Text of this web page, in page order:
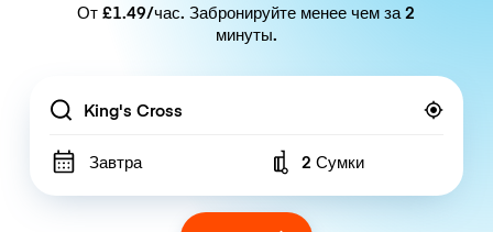
От £1.49/час. Забронируйте менее чем за 2
минуты.
Location
Завтра Number of bags
2 Сумки